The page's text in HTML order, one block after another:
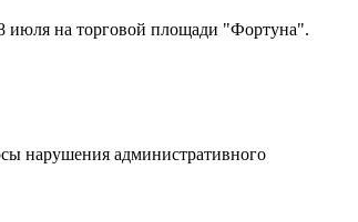
июля на торговой площади "Фортуна".
нарушения административного